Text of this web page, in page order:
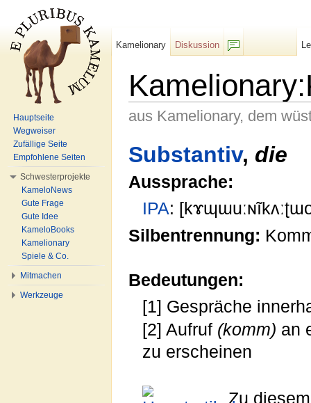
aus Kamelionary, dem
Substantiv, die
Aussprache:
IPA:
Silbentrennung:
Bedeutungen:
[1] Gespräche
[2] Aufruf (komm) an
zu erscheinen
Zu diesem
Kamelionary
Diskussion
Hauptseite
Wegweiser
Zufällige Seite
Empfohlene Seiten
Schwesterprojekte
KameloNews
Gute Frage
Gute Idee
KameloBooks
Kamelionary
Spiele & Co.
Mitmachen
Werkzeuge